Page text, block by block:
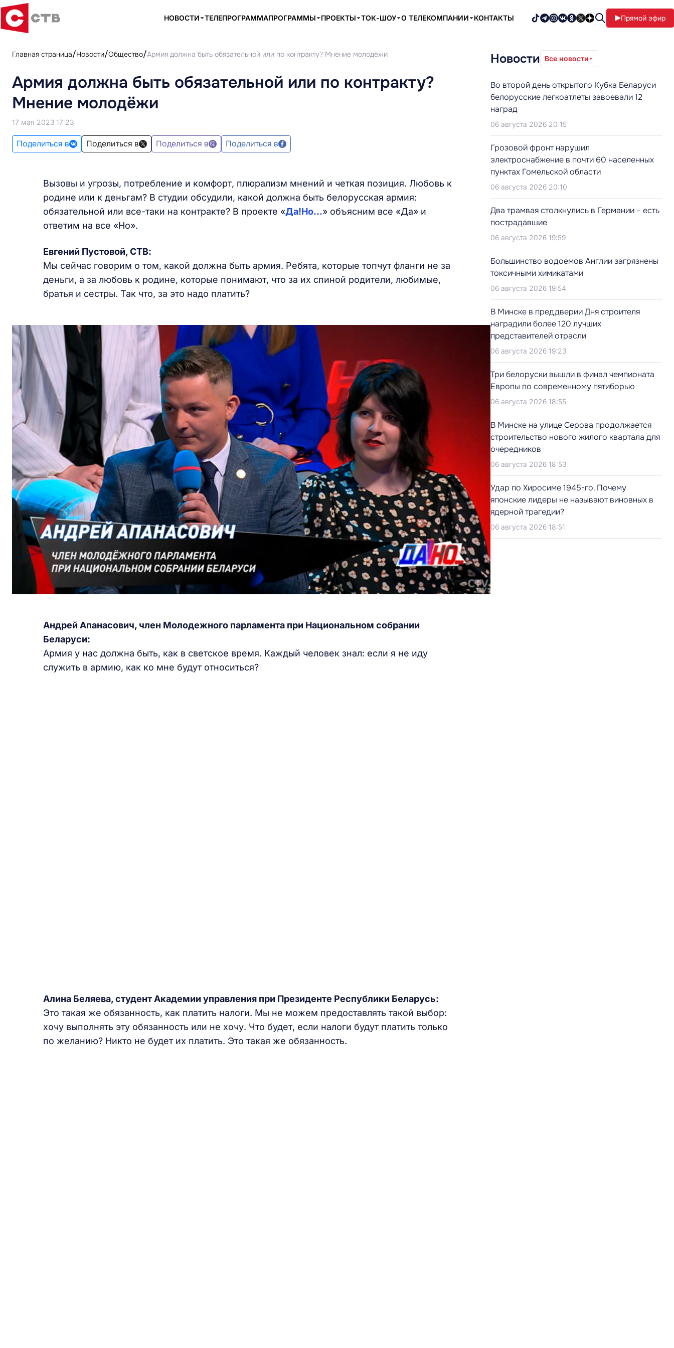
НОВОСТИ ТЕЛЕПРОГРАММАПРОГРАММЫ ПРОЕКТЫ ТОК-ШОУ О ТЕЛЕКОМПАНИИ КОНТАКТЫ Прямой эфир
Главная страница Новости Общество Армия должна быть обязательной или по контракту? Мнение молодёжи
Армия должна быть обязательной или по контракту?
Мнение молодёжи
17 мая 2023 17:23
Поделиться в Поделиться в Поделиться в Поделиться в
Вызовы и угрозы, потребление и комфорт, плюрализм мнений и четкая позиция. Любовь к
родине или к деньгам? В студии обсудили, какой должна быть белорусская армия:
обязательной или все-таки на контракте? В проекте «Да!Но...» объясним все «Да» и
ответим на все «Но».
Евгений Пустовой, СТВ:
Мы сейчас говорим о том, какой должна быть армия. Ребята, которые топчут фланги не за
деньги, а за любовь к родине, которые понимают, что за их спиной родители, любимые,
братья и сестры. Так что, за это надо платить?
Андрей Апанасович, член Молодежного парламента при Национальном собрании
Беларуси:
Армия у нас должна быть, как в светское время. Каждый человек знал: если я не иду
служить в армию, как ко мне будут относиться?
Алина Беляева, студент Академии управления при Президенте Республики Беларусь:
Это такая же обязанность, как платить налоги. Мы не можем предоставлять такой выбор:
хочу выполнять эту обязанность или не хочу. Что будет, если налоги будут платить только
по желанию? Никто не будет их платить. Это такая же обязанность.
Новости Все новости
Во второй день открытого Кубка Беларуси
белорусские легкоатлеты завоевали 12
наград
06 августа 2026 20:15
Грозовой фронт нарушил
электроснабжение в почти 60 населенных
пунктах Гомельской области
06 августа 2026 20:10
Два трамвая столкнулись в Германии – есть
пострадавшие
06 августа 2026 19:59
Большинство водоемов Англии загрязнены
токсичными химикатами
06 августа 2026 19:54
В Минске в преддверии Дня строителя
наградили более 120 лучших
представителей отрасли
06 августа 2026 19:23
Три белоруски вышли в финал чемпионата
Европы по современному пятиборью
06 августа 2026 18:55
В Минске на улице Серова продолжается
строительство нового жилого квартала для
очередников
06 августа 2026 18:53
Удар по Хиросиме 1945-го. Почему
японские лидеры не называют виновных в
ядерной трагедии?
06 августа 2026 18:51